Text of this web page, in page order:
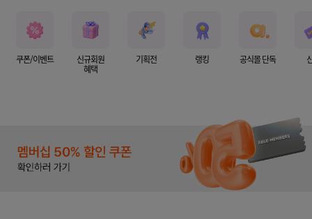
쿠폰/이벤트 신규회원
혜택
기획전 랭킹 공식몰 단독